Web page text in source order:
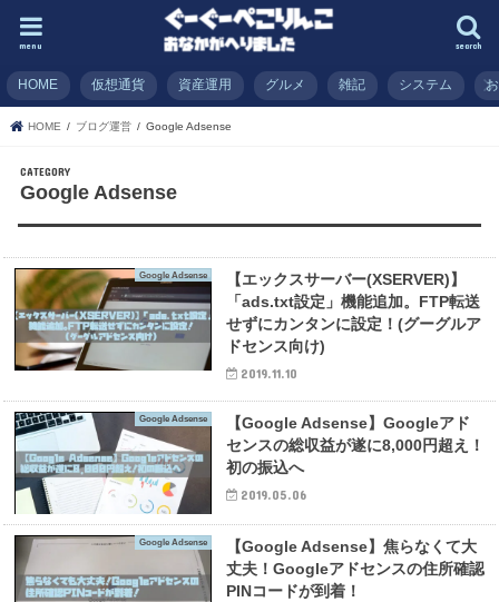
search
menu
HOME 仮想通貨 資産運用 グルメ 雑記 システム
HOME ブログ運営 Google Adsense
Google Adsense
Google Adsense
【エックスサーバー(XSERVER)】
「ads.txt設定」機能追加。FTP転送
せずにカンタンに設定！(グーグルア
ドセンス向け)
2019.11.10
Google Adsense
【Google Adsense】Googleアド
センスの総収益が遂に8,000円超え！
初の振込へ
2019.05.06
Google Adsense
【Google Adsense】焦らなくて大
丈夫！Googleアドセンスの住所確認
PINコードが到着！